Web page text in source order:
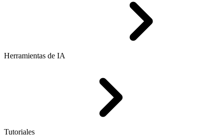
Herramientas de IA
Tutoriales